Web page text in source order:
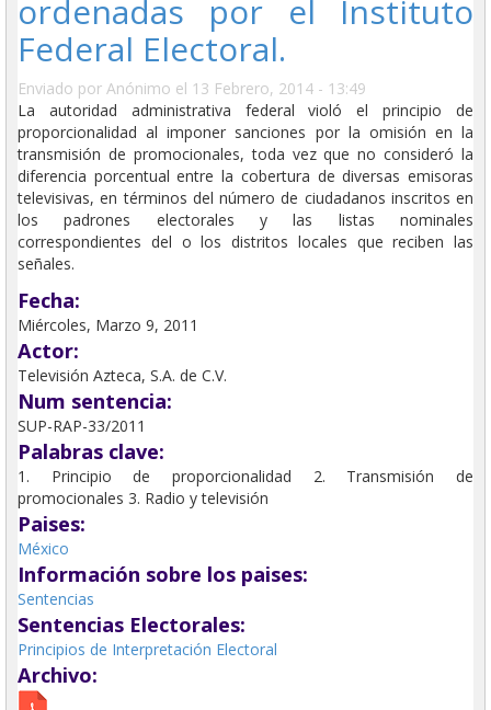
ordenadas por el Instituto
Federal Electoral.
Enviado por Anónimo el 13 Febrero, 2014 - 13:49
La autoridad administrativa federal violó el principio de
proporcionalidad al imponer sanciones por la omisión en la
transmisión de promocionales, toda vez que no consideró la
diferencia porcentual entre la cobertura de diversas emisoras
televisivas, en términos del número de ciudadanos inscritos en
los padrones electorales y las listas nominales
correspondientes del o los distritos locales que reciben las
señales.
Fecha:
Miércoles, Marzo 9, 2011
Actor:
Televisión Azteca, S.A. de C.V.
Num sentencia:
SUP-RAP-33/2011
Palabras clave:
1. Principio de proporcionalidad 2. Transmisión de
promocionales 3. Radio y televisión
Paises:
México
Información sobre los paises:
Sentencias
Sentencias Electorales:
Principios de Interpretación Electoral
Archivo: